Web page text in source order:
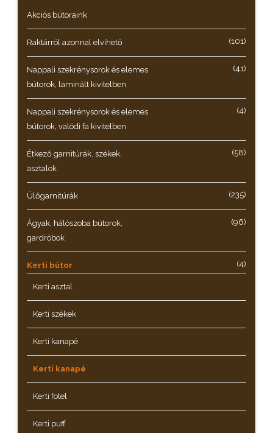
Akciós bútoraink
Raktárról azonnal elvihető (101)
Nappali szekrénysorok és elemes
bútorok, laminált kivitelben
(41)
Nappali szekrénysorok és elemes
bútorok, valódi fa kivitelben
(4)
Étkező garnitúrák, székek,
asztalok
(58)
Ülőgarnitúrák (235)
Ágyak, hálószoba bútorok,
gardróbok
(96)
Kerti bútor (4)
Kerti asztal
Kerti székek
Kerti kanapé
Kerti kanapé
Kerti fotel
Kerti puff